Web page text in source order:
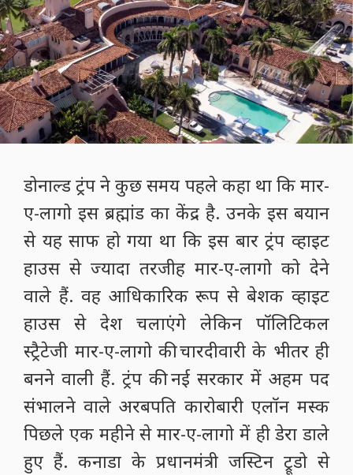
डोनाल्ड ट्रंप ने कुछ समय पहले कहा था कि मार-
ए-लागो इस ब्रह्मांड का केंद्र है. उनके इस बयान
से यह साफ हो गया था कि इस बार ट्रंप व्हाइट
हाउस से ज्यादा तरजीह मार-ए-लागो को देने
वाले हैं. वह आधिकारिक रूप से बेशक व्हाइट
हाउस से देश चलाएंगे लेकिन पॉलिटिकल
स्ट्रैटेजी मार-ए-लागो की चारदीवारी के भीतर ही
बनने वाली हैं. ट्रंप की नई सरकार में अहम पद
संभालने वाले अरबपति कारोबारी एलॉन मस्क
पिछले एक महीने से मार-ए-लागो में ही डेरा डाले
हुए हैं. कनाडा के प्रधानमंत्री जस्टिन ट्रूडो से